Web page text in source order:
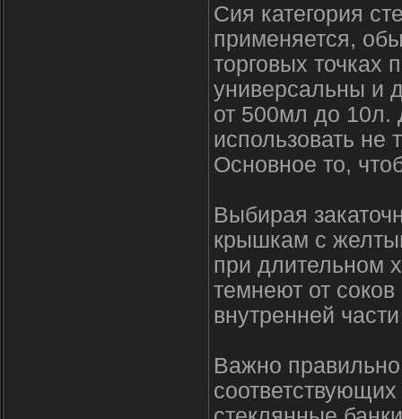
Сия категория
применяется,
торговых точках
универсальны и
от 500мл до 10л.
использовать не
Основное то,
Выбирая
крышкам с
при длительном
темнеют от
внутренней
Важно правильно